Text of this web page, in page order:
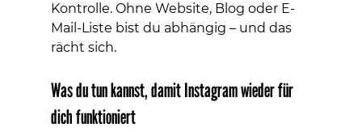
Kontrolle. Ohne Website, Blog oder E-
Mail-Liste bist du abhängig – und das
rächt sich.
Was du tun kannst, damit Instagram wieder für
dich funktioniert